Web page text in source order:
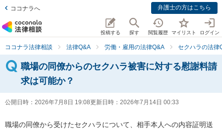
ココナラへ 弁護士の方はこちら
投稿する 探す 閲覧履歴 マイリスト ログイン
ココナラ法律相談 法律Q&A 労働・雇用の法律Q&A セクハラの法律
職場の同僚からのセクハラ被害に対する慰謝料請
求は可能か？
公開日時： 2026年7月8日 19:08更新日時： 2026年7月14日 00:33
職場の同僚から受けたセクハラについて、相手本人への内容証明送